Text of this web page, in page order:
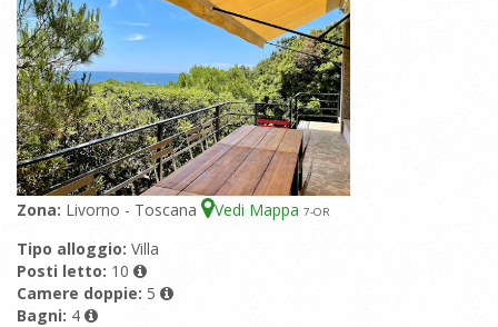
Zona: Livorno - Toscana Vedi Mappa 7-OR
Tipo alloggio: Villa
Posti letto: 10
Camere doppie: 5
Bagni: 4